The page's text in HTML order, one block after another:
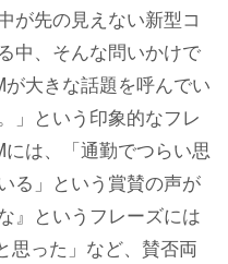
先の見えない新型コ
中、そんな問いかけで
大きな話題を呼んでい
」という印象的なフレ
は、「通勤でつらい思
る」という賞賛の声が
』というフレーズには
思った」など、賛否両